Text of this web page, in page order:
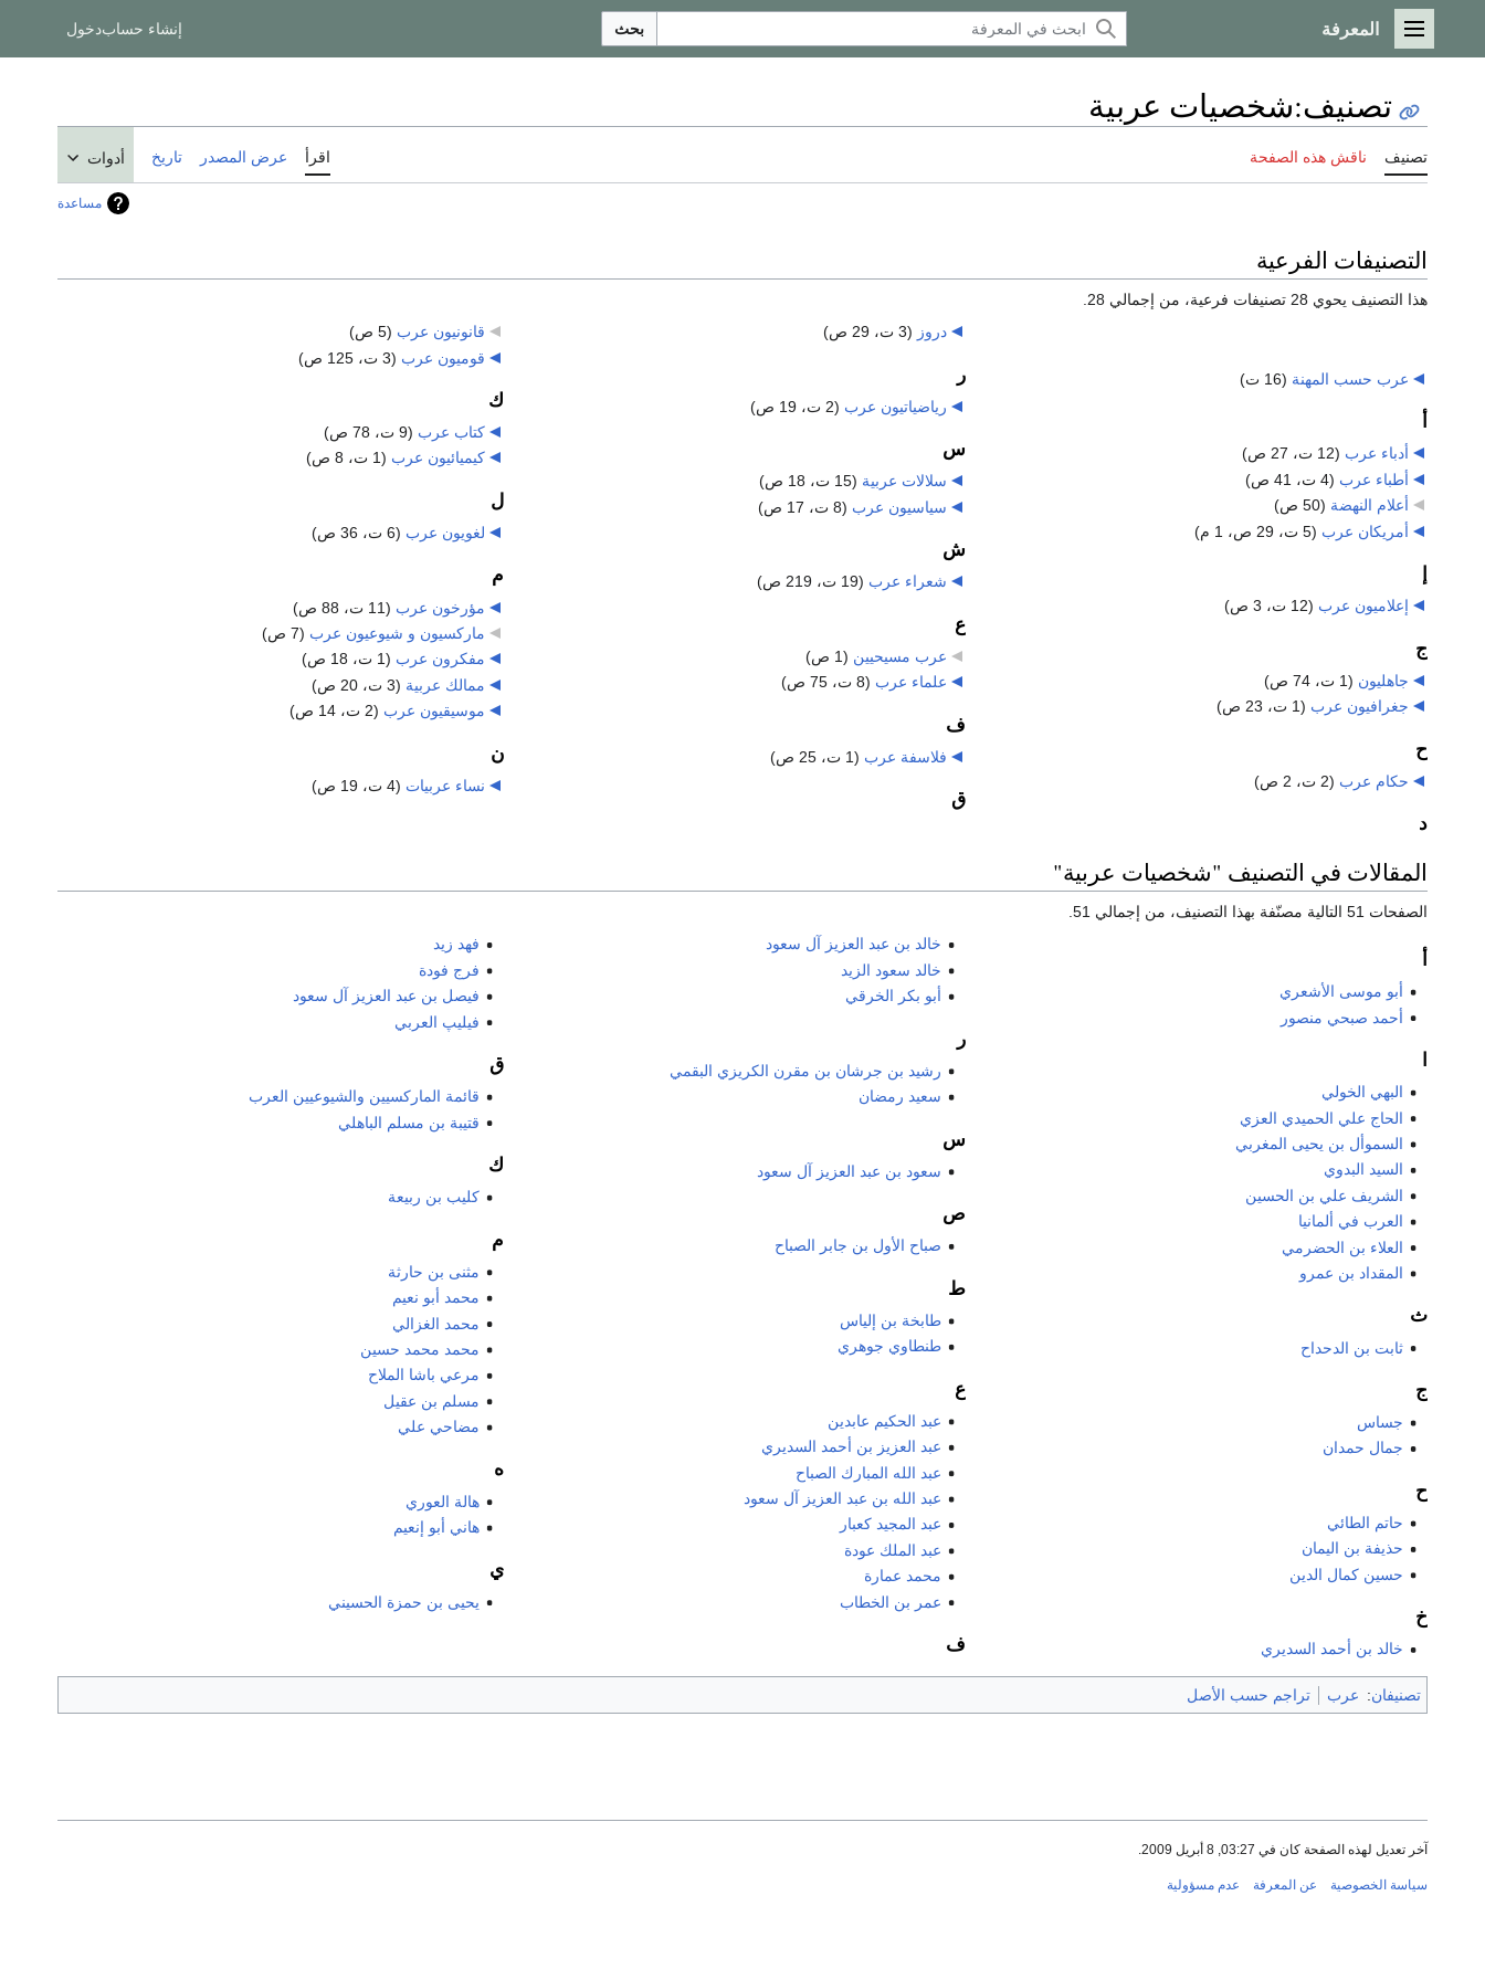
القائمة الرئيسية
المعرفة بحث إنشاء حسابدخول
تصنيف:شخصيات عربية
تصنيف ناقش هذه الصفحة اقرأ عرض المصدر تاريخ أدوات
مساعدة
التصنيفات الفرعية
هذا التصنيف يحوي 28 تصنيفات فرعية، من إجمالي 28.
عرب حسب المهنة (16 ت)
أدباء عرب (12 ت، 27 ص)
أطباء عرب (4 ت، 41 ص)
أعلام النهضة (50 ص)
أمريكان عرب (5 ت، 29 ص، 1 م)
إ
إعلاميون عرب (12 ت، 3 ص)
ج
جاهليون (1 ت، 74 ص)
جغرافيون عرب (1 ت، 23 ص)
ح
حكام عرب (2 ت، 2 ص)
د
دروز (3 ت، 29 ص)
ر
رياضياتيون عرب (2 ت، 19 ص)
س
سلالات عربية (15 ت، 18 ص)
سياسيون عرب (8 ت، 17 ص)
ش
شعراء عرب (19 ت، 219 ص)
ع
عرب مسيحيين (1 ص)
علماء عرب (8 ت، 75 ص)
ف
فلاسفة عرب (1 ت، 25 ص)
ق
قانونيون عرب (5 ص)
قوميون عرب (3 ت، 125 ص)
ك
كتاب عرب (9 ت، 78 ص)
كيميائيون عرب (1 ت، 8 ص)
ل
لغويون عرب (6 ت، 36 ص)
م
مؤرخون عرب (11 ت، 88 ص)
ماركسيون و شيوعيون عرب (7 ص)
مفكرون عرب (1 ت، 18 ص)
ممالك عربية (3 ت، 20 ص)
موسيقيون عرب (2 ت، 14 ص)
ن
نساء عربيات (4 ت، 19 ص)
المقالات في التصنيف "شخصيات عربية"
الصفحات 51 التالية مصنّفة بهذا التصنيف، من إجمالي 51.
أبو موسى الأشعري
أحمد صبحي منصور
البهي الخولي
الحاج علي الحميدي العزي
السموأل بن يحيى المغربي
السيد البدوي
الشريف علي بن الحسين
العرب في ألمانيا
العلاء بن الحضرمي
المقداد بن عمرو
ث
ثابت بن الدحداح
ج
جساس
جمال حمدان
ح
حاتم الطائي
حذيفة بن اليمان
حسين كمال الدين
خ
خالد بن أحمد السديري
خالد بن عبد العزيز آل سعود
خالد سعود الزيد
أبو بكر الخرقي
ر
رشيد بن جرشان بن مقرن الكريزي البقمي
سعيد رمضان
س
سعود بن عبد العزيز آل سعود
ص
صباح الأول بن جابر الصباح
ط
طابخة بن إلياس
طنطاوي جوهري
ع
عبد الحكيم عابدين
عبد العزيز بن أحمد السديري
عبد الله المبارك الصباح
عبد الله بن عبد العزيز آل سعود
عبد المجيد كعبار
عبد الملك عودة
محمد عمارة
عمر بن الخطاب
ف
فهد زيد
فرج فودة
فيصل بن عبد العزيز آل سعود
فيليپ العربي
ق
قائمة الماركسيين والشيوعيين العرب
قتيبة بن مسلم الباهلي
ك
كليب بن ربيعة
م
مثنى بن حارثة
محمد أبو نعيم
محمد الغزالي
محمد محمد حسين
مرعي باشا الملاح
مسلم بن عقيل
مضاحي علي
ه
هالة العوري
هاني أبو إنعيم
ي
يحيى بن حمزة الحسيني
تصنيفان: عرب تراجم حسب الأصل
آخر تعديل لهذه الصفحة كان في 03:27, 8 أبريل 2009.
سياسة الخصوصية عن المعرفة عدم مسؤولية